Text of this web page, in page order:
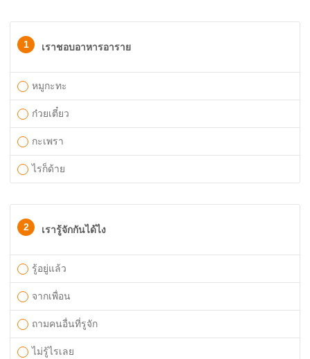
1 เราชอบอาหารอาราย
หมูกะทะ
ก๋วยเตี๋ยว
กะเพรา
ไรก็ด้าย
2 เรารู้จักกันได้ไง
รู้อยู่แล้ว
จากเพื่อน
ถามคนอื่นที่รูจัก
ไม่รู้ไรเลย